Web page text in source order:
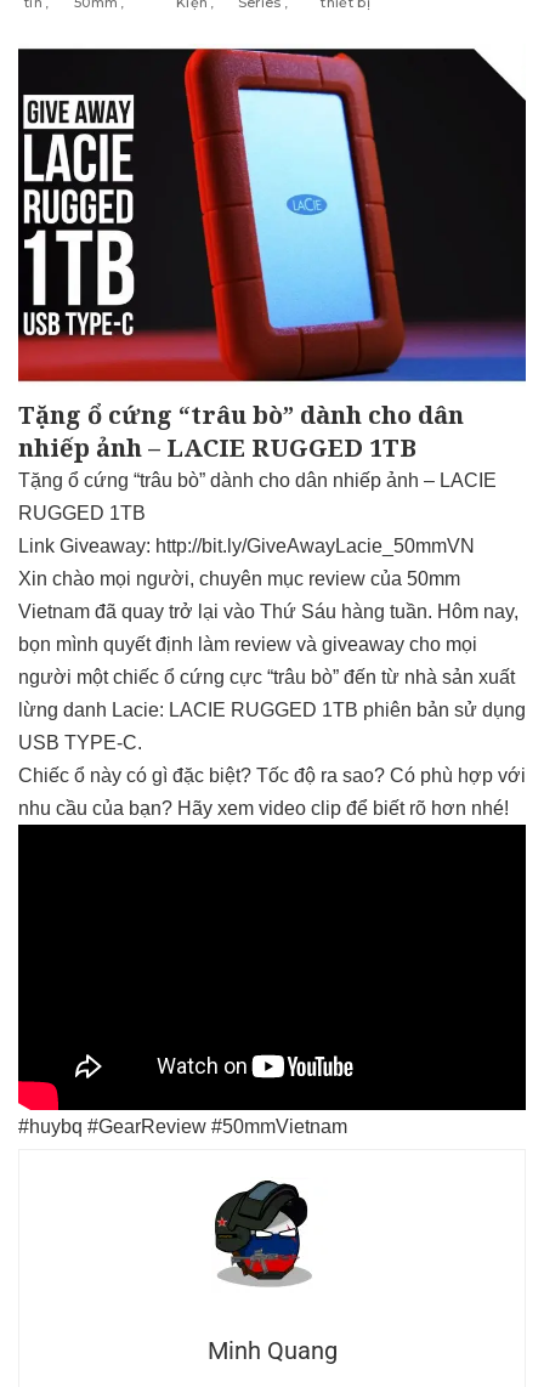
Tặng ổ cứng “trâu bò” dành cho dân
nhiếp ảnh – LACIE RUGGED 1TB
Tặng ổ cứng “trâu bò” dành cho dân nhiếp ảnh – LACIE
RUGGED 1TB
Link Giveaway: http://bit.ly/GiveAwayLacie_50mmVN
Xin chào mọi người, chuyên mục review của 50mm
Vietnam đã quay trở lại vào Thứ Sáu hàng tuần. Hôm nay,
bọn mình quyết định làm review và giveaway cho mọi
người một chiếc ổ cứng cực “trâu bò” đến từ nhà sản xuất
lừng danh Lacie: LACIE RUGGED 1TB phiên bản sử dụng
USB TYPE-C.
Chiếc ổ này có gì đặc biệt? Tốc độ ra sao? Có phù hợp với
nhu cầu của bạn? Hãy xem video clip để biết rõ hơn nhé!
#huybq #GearReview #50mmVietnam
Minh Quang